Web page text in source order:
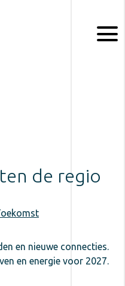
de regio
en nieuwe connecties.
en energie voor 2027.